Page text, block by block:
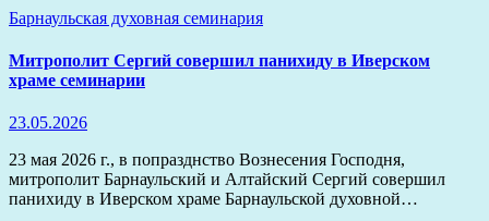
Барнаульская духовная семинария
Митрополит Сергий совершил панихиду в Иверском
храме семинарии
23.05.2026
23 мая 2026 г., в попразднство Вознесения Господня,
митрополит Барнаульский и Алтайский Сергий совершил
панихиду в Иверском храме Барнаульской духовной…